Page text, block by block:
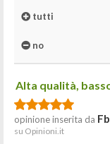
tutti
no
Alta qualità,
opinione inserita da
su Opinioni.it